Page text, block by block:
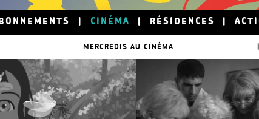
CINÉMA RÉSIDENCES
MERCREDIS AU CINÉMA |